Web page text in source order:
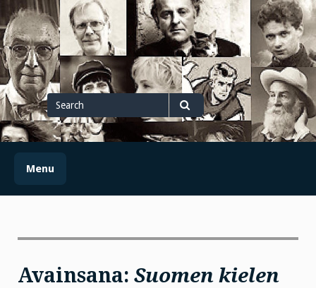
Skip
to
content
Search
for
Search
Menu
Avainsana: Suomen kielen